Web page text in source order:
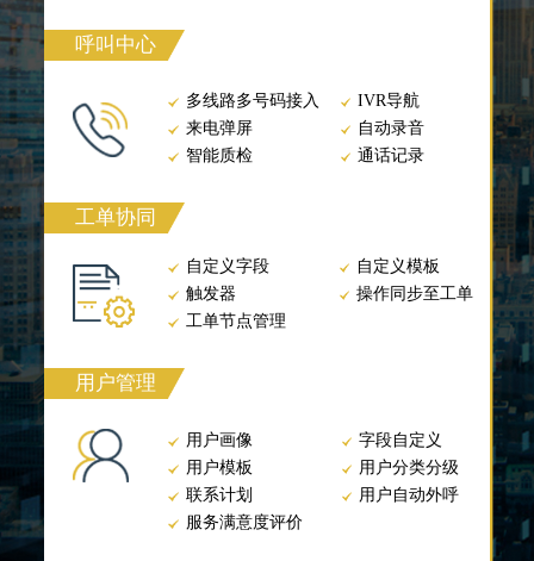
呼叫中心
多线路多号码接入
IVR导航
来电弹屏
自动录音
智能质检
通话记录
工单协同
自定义字段
自定义模板
触发器
操作同步至工单
工单节点管理
用户管理
用户画像
字段自定义
用户模板
用户分类分级
联系计划
用户自动外呼
服务满意度评价